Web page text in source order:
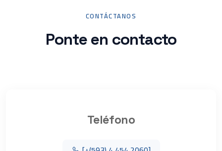
CONTÁCTANOS
Ponte en contacto
Teléfono